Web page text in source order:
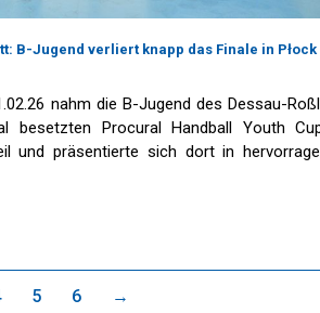
B-Jugend verliert knapp das Finale in Płock
nahm die B-Jugend des Dessau-
besetzten Procural Handball Youth
und präsentierte sich dort in
5 6 →